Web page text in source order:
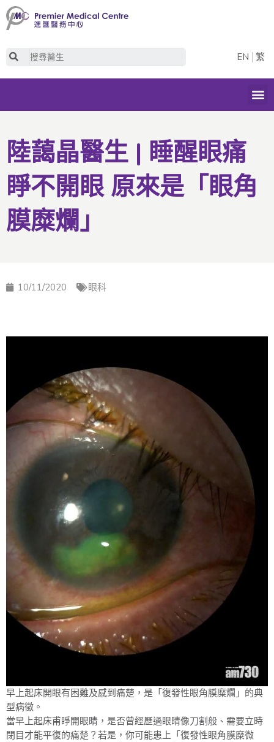
Skip
to
Search
EN 繁
陸藹晶醫生 | 睡醒眼痛
睜不開眼 原來是「眼角
膜糜爛」
10/11/2020 眼科
早上起床開眼有困難及感到痛楚，是「復發性眼角膜糜爛」的典
型病徵。
當早上起床甫睜開眼睛，是否曾經歷過眼睛像刀割般、需要立時
閉目才能平復的痛楚？若是，你可能患上「復發性眼角膜糜微